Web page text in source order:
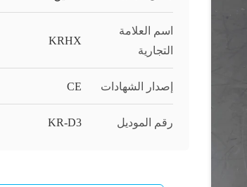
اسم العلامة
التجارية
KRHX
إصدار الشهادات CE
رقم الموديل KR-D3